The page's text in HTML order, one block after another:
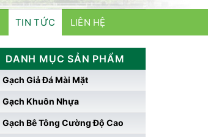
TIN TỨC LIÊN HỆ
DANH MỤC SẢN PHẨM
Gạch Giả Đá Mài Mặt
Gạch Khuôn Nhựa
Gạch Bê Tông Cường Độ Cao